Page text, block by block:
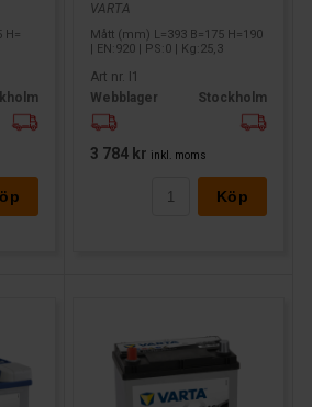
H=
VARTA
Mått (mm) L=393 B=175 H=190
| EN:920 | PS:0 | Kg:25,3
Art nr. I1
Webblager
Stockholm
3 784 kr inkl. moms
Köp